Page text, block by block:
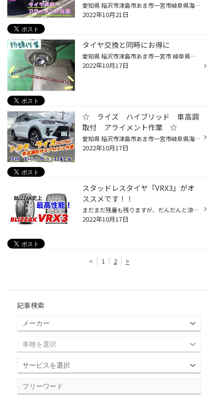
愛知県 稲沢市津島市あま市一宮市岐阜県海津市 その他近隣のみなさま こんにちは(∵) 愛知県稲沢市福島町西尾張中央道沿い エンジン オイル交換 も出来る お店 【タイヤ館 稲沢】です。 パンク 補償 サービス も始まりました。 【祝】スマホ決済が導入！ d払い、ペイペイ、Rペイがご利用いただけます...
2022年10月21日
タイヤ交換と同時にお得に
愛知県 稲沢市津島市あま市一宮市 岐阜県海津市その他近隣のみなさま こんにちは(∵)愛知県稲沢市福島町 西尾張中央道沿い エンジン オイル交換 も出来る お店 【タイヤ館 稲沢】です。 パンク 補償 サービス も始まりました。 【祝】スマホ決済が導入！ d払い、ペイペイ、Rペイがご利用いただけます...
2022年10月17日
☆ ライズ ハイブリッド 車高調
取付 アライメント作業 ☆
愛知県 稲沢市津島市あま市一宮市岐阜県海津市 その他近隣のみなさま こんにちは(∵)エンジン オイル交換 も出来るお店 愛知県稲沢市福島町のタイヤ館稲沢です。パンク 補償 サービス も始まりました。【祝】スマホ決済が導入されました！d払い、ペイペイ活用できますので是非ご利用ください＾＾新型...
2022年10月17日
スタッドレスタイヤ『VRX3』がオ
ススメです！！
まだまだ残暑も残りますが、だんだんと涼しい日も増えてきて、 季節が秋、そして冬に向かっていくのを感じます。 そんな中、そろそろ冬シーズンに向けて、スタッドレスタイヤのご検討を 始めている方もいらっしゃるのではないでしょうか。 というわけで、本日は、当店がオススメするスタッドレスタ...
2022年10月17日
< 1 2 >
記事検索